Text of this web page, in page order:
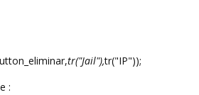
tr("Jail"),tr("IP"));
: